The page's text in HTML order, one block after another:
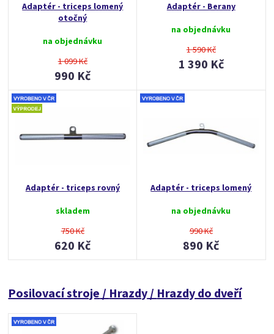
Adaptér - triceps lomený
otočný
na objednávku
1 099 Kč
990 Kč
Adaptér - Berany
na objednávku
1 590 Kč
1 390 Kč
Adaptér - triceps rovný
skladem
750 Kč
620 Kč
Adaptér - triceps lomený
na objednávku
990 Kč
890 Kč
Posilovací stroje / Hrazdy / Hrazdy do dveří